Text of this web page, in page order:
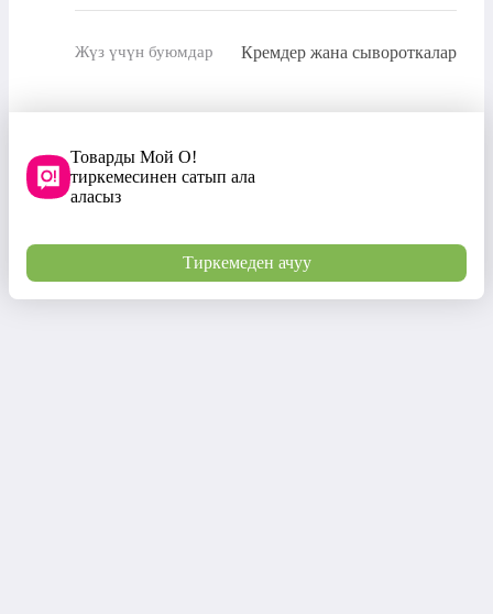
Жүз үчүн буюмдар Кремдер жана сывороткалар
Товарды Мой О!
тиркемесинен сатып ала
аласыз
Тиркемеден ачуу